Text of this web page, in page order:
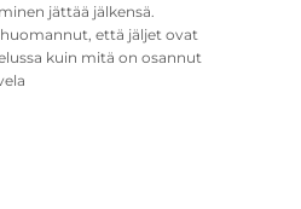
jättää jälkensä.
että jäljet ovat
kuin mitä on osannut